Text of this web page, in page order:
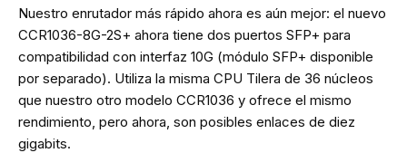
Nuestro enrutador más rápido ahora es aún mejor: el nuevo
CCR1036-8G-2S+ ahora tiene dos puertos SFP+ para
compatibilidad con interfaz 10G (módulo SFP+ disponible
por separado). Utiliza la misma CPU Tilera de 36 núcleos
que nuestro otro modelo CCR1036 y ofrece el mismo
rendimiento, pero ahora, son posibles enlaces de diez
gigabits.